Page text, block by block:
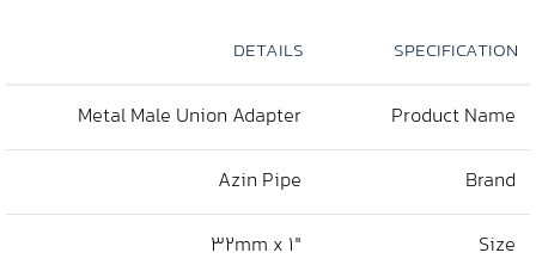
SPECIFICATION
DETAILS
Product Name
Metal Male Union Adapter
Brand
Azin Pipe
Size
32mm x 1″